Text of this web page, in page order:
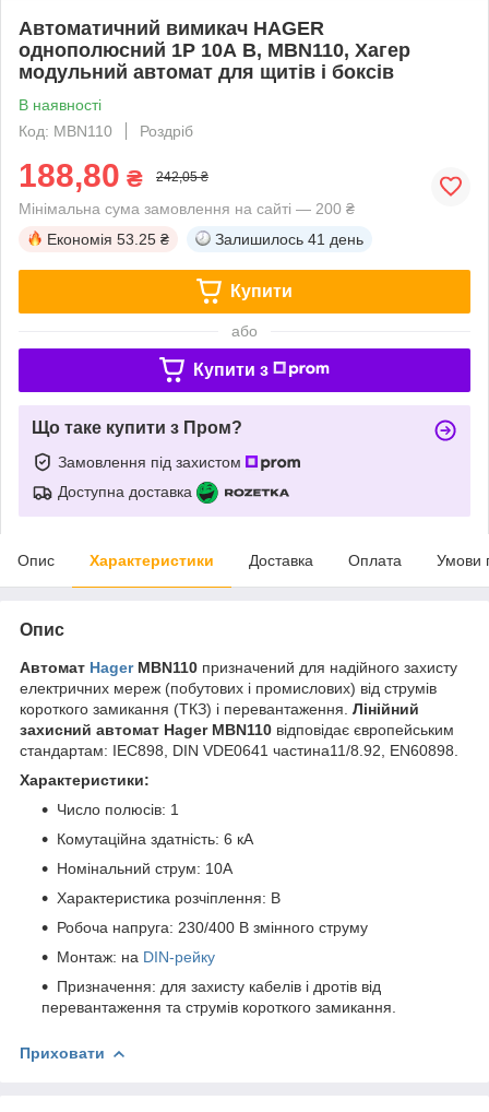
Автоматичний вимикач HAGER
однополюсний 1P 10А B, MBN110, Хагер
модульний автомат для щитів і боксів
В наявності
Код: MBN110
Роздріб
188,80 ₴ 242,05 ₴
Мінімальна сума замовлення на сайті — 200 ₴
Економія 53.25 ₴ Залишилось 41 день
Купити
або
Купити з
Що таке купити з Пром?
Замовлення під захистом
Доступна доставка
Опис Характеристики Доставка Оплата Умови
Опис
Автомат HagerMBN110 призначений для надійного захисту
електричних мереж (побутових і промислових) від струмів
короткого замикання (ТКЗ) і перевантаження. Лінійний
захисний автомат Hager MBN110 відповідає європейським
стандартам: IEC898, DIN VDE0641 частина11/8.92, EN60898.
Характеристики:
Число полюсів: 1
Комутаційна здатність: 6 кА
Номінальний струм: 10А
Характеристика розчіплення: В
Робоча напруга: 230/400 В змінного струму
Монтаж: на DIN-рейку
Призначення: для захисту кабелів і дротів від
перевантаження та струмів короткого замикання.
Приховати